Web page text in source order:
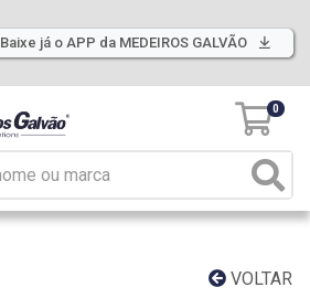
Baixe já o APP da MEDEIROS GALVÃO
0
VOLTAR